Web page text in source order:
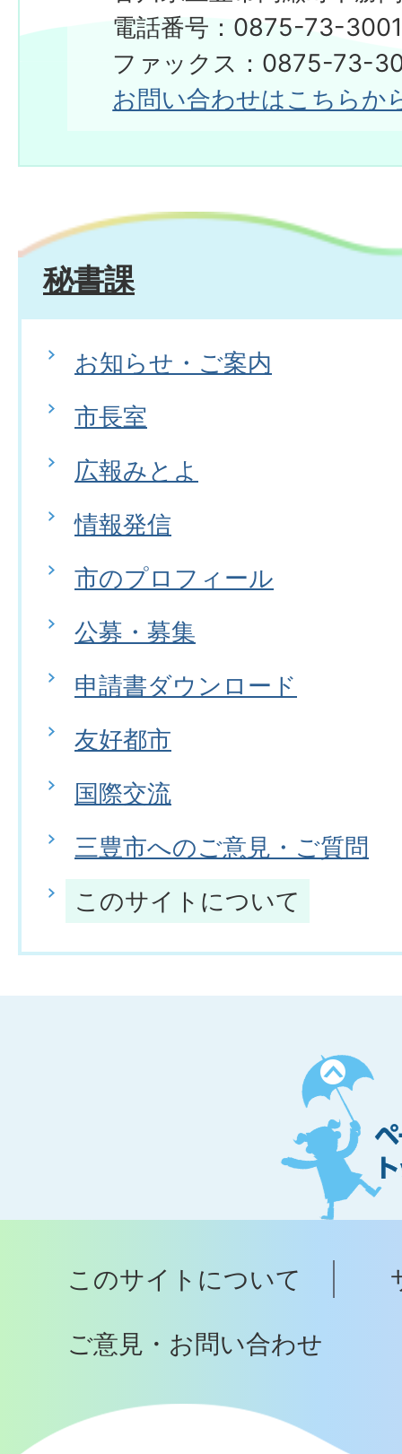
電話番号：0875-73-
ファックス：0875-73-
お問い合わせはこちらか
秘書課
お知らせ・ご案内
市長室
広報みとよ
情報発信
市のプロフィール
公募・募集
申請書ダウンロード
友好都市
国際交流
三豊市へのご意見・ご質問
このサイトについて
ペ
ー
ジ
ト
ッ
へ
このサイトについて
ご意見・お問い合わせ